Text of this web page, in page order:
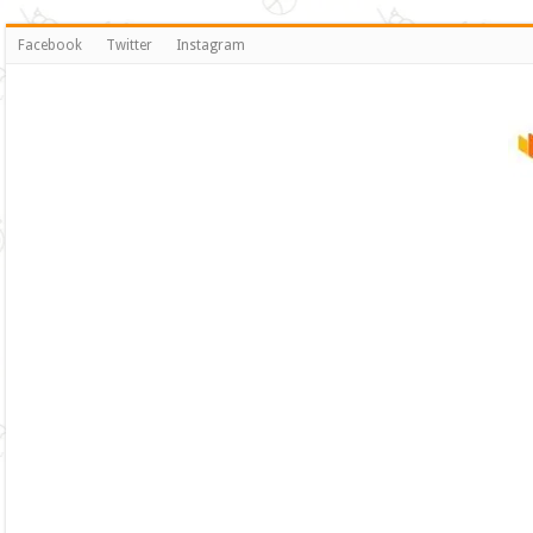
Facebook Twitter Instagram